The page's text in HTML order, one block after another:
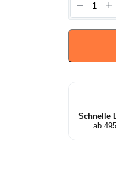
Huwelijk
Menge
Schnelle
ab